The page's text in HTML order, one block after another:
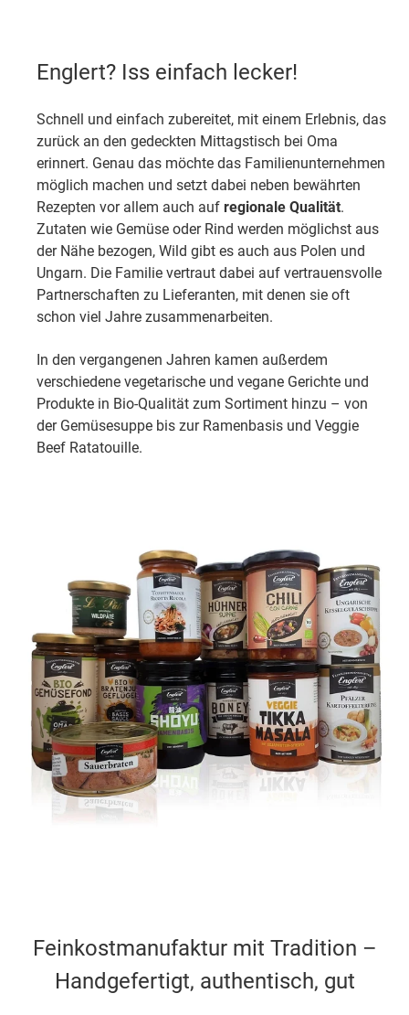
Englert? Iss einfach lecker!
Schnell und einfach zubereitet, mit einem Erlebnis, das
zurück an den gedeckten Mittagstisch bei Oma
erinnert. Genau das möchte das Familienunternehmen
möglich machen und setzt dabei neben bewährten
Rezepten vor allem auch auf regionale Qualität.
Zutaten wie Gemüse oder Rind werden möglichst aus
der Nähe bezogen, Wild gibt es auch aus Polen und
Ungarn. Die Familie vertraut dabei auf vertrauensvolle
Partnerschaften zu Lieferanten, mit denen sie oft
schon viel Jahre zusammenarbeiten.
In den vergangenen Jahren kamen außerdem
verschiedene vegetarische und vegane Gerichte und
Produkte in Bio-Qualität zum Sortiment hinzu – von
der Gemüsesuppe bis zur Ramenbasis und Veggie
Beef Ratatouille.
Feinkostmanufaktur mit Tradition –
Handgefertigt, authentisch, gut